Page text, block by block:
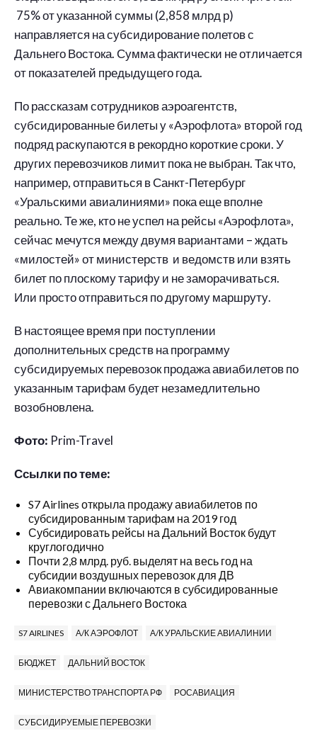
75% от указанной суммы (2,858 млрд р)
направляется на субсидирование полетов с
Дальнего Востока. Сумма фактически не отличается
от показателей предыдущего года.
По рассказам сотрудников аэроагентств,
субсидированные билеты у «Аэрофлота» второй год
подряд раскупаются в рекордно короткие сроки. У
других перевозчиков лимит пока не выбран. Так что,
например, отправиться в Санкт-Петербург
«Уральскими авиалиниями» пока еще вполне
реально. Те же, кто не успел на рейсы «Аэрофлота»,
сейчас мечутся между двумя вариантами – ждать
«милостей» от министерств и ведомств или взять
билет по плоскому тарифу и не заморачиваться.
Или просто отправиться по другому маршруту.
В настоящее время при поступлении
дополнительных средств на программу
субсидируемых перевозок продажа авиабилетов по
указанным тарифам будет незамедлительно
возобновлена.
Фото: Prim-Travel
Ссылки по теме:
S7 Airlines открыла продажу авиабилетов по
субсидированным тарифам на 2019 год
Субсидировать рейсы на Дальний Восток будут
круглогодично
Почти 2,8 млрд. руб. выделят на весь год на
субсидии воздушных перевозок для ДВ
Авиакомпании включаются в субсидированные
перевозки с Дальнего Востока
S7 AIRLINES А/К АЭРОФЛОТ А/К УРАЛЬСКИЕ АВИАЛИНИИ
БЮДЖЕТ ДАЛЬНИЙ ВОСТОК
МИНИСТЕРСТВО ТРАНСПОРТА РФ РОСАВИАЦИЯ
СУБСИДИРУЕМЫЕ ПЕРЕВОЗКИ